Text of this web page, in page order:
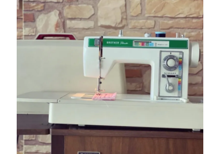
リ
ー
ズ
北
市
西
区